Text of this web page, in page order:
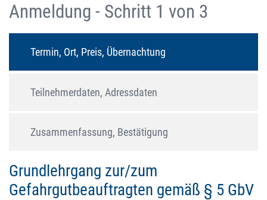
Anmeldung - Schritt 1 von 3
Termin, Ort, Preis, Übernachtung
Teilnehmerdaten, Adressdaten
Zusammenfassung, Bestätigung
Grundlehrgang zur/zum
Gefahrgutbeauftragten gemäß § 5 GbV